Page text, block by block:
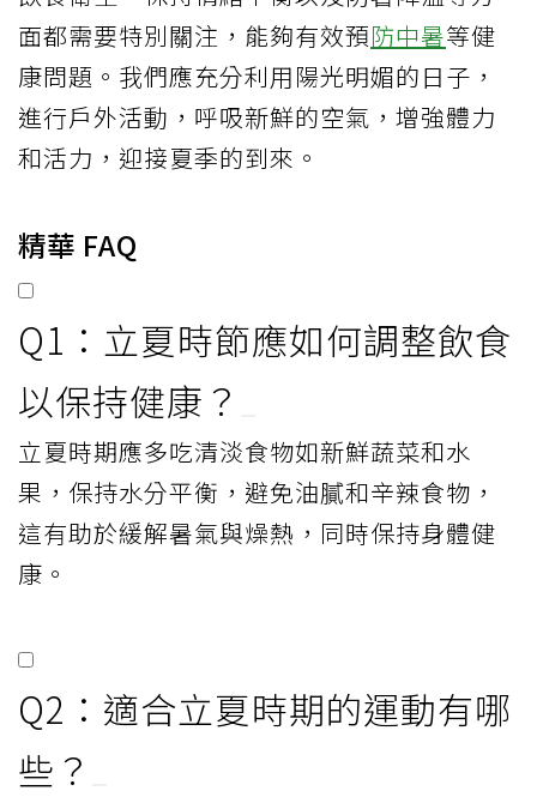
面都需要特別關注，能夠有效預防中暑等健
康問題。我們應充分利用陽光明媚的日子，
進行戶外活動，呼吸新鮮的空氣，增強體力
和活力，迎接夏季的到來。
精華 FAQ
Q1：立夏時節應如何調整飲食
以保持健康？
立夏時期應多吃清淡食物如新鮮蔬菜和水
果，保持水分平衡，避免油膩和辛辣食物，
這有助於緩解暑氣與燥熱，同時保持身體健
康。
Q2：適合立夏時期的運動有哪
些？